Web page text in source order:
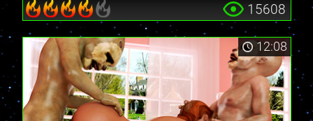
15608
12:08